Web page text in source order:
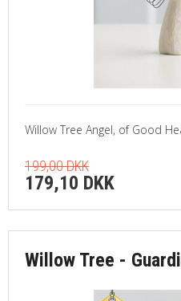
Willow Tree Angel, of Good
199,00 DKK
179,10 DKK
Willow Tree -